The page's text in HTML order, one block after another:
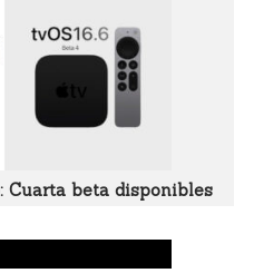
Cuarta beta disponibles